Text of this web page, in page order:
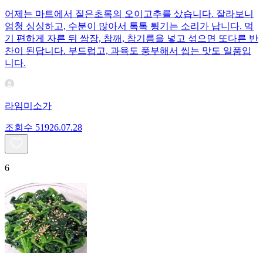
어제는 마트에서 짙은초록의 오이고추를 샀습니다. 잘라보니
엄청 싱싱하고, 수분이 많아서 톡톡 튕기는 소리가 납니다. 먹
기 편하게 자른 뒤 쌈장, 참깨, 참기름을 넣고 섞으면 또다른 반
찬이 된답니다. 부드럽고, 과육도 풍부해서 씹는 맛도 일품입
니다.
라임미소가
조회수 51926.07.28
6